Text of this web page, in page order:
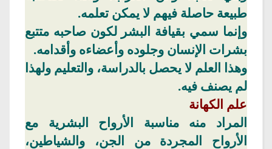
طبيعة حاصلة فيهم لا يمكن تعلمه.
وإنما سمي بقيافة البشر لكون صاحبه متتبع
بشرات الإنسان وجلوده وأعضاءه وأقدامه.
وهذا
العلم لا يحصل بالدراسة، والتعليم ولهذا
لم يصنف فيه.
علم الكهانة
المراد منه مناسبة الأرواح البشرية مع
الأرواح المجردة من الجن، والشياطين،